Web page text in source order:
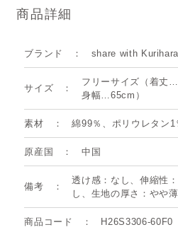
商品詳細
ブランド share with
サイズ
フリーサイズ（着丈
身幅…65cm）
素材 綿99％、ポリウレタン1
原産国 中国
備考
透け感：なし、伸縮性
し、生地の厚さ：やや
商品コード H26S3306-60F0